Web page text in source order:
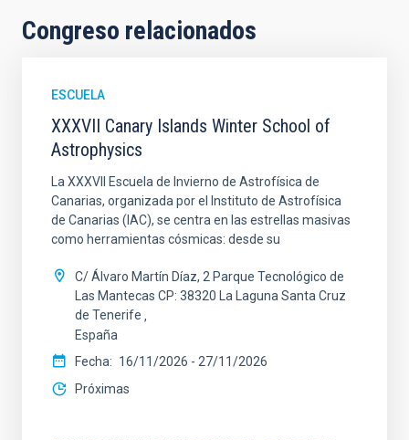
Congreso relacionados
ESCUELA
XXXVII Canary Islands Winter School of
Astrophysics
La XXXVII Escuela de Invierno de Astrofísica de
Canarias, organizada por el Instituto de Astrofísica
de Canarias (IAC), se centra en las estrellas masivas
como herramientas cósmicas: desde su
C/ Álvaro Martín Díaz, 2 Parque Tecnológico de
Las Mantecas CP: 38320 La Laguna Santa Cruz
de Tenerife
España
Fecha
16/11/2026 - 27/11/2026
Próximas